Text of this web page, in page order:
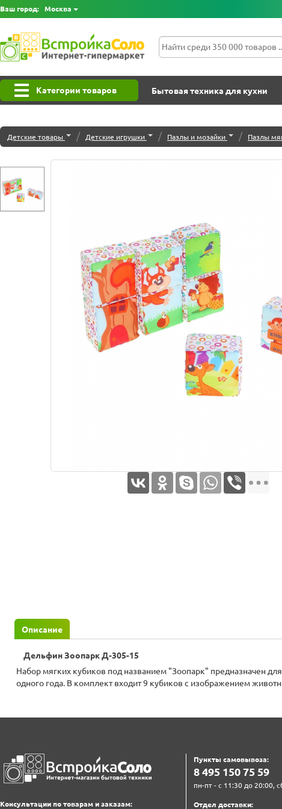
Ваш город: Москва
Категории товаров Бытовая техника для кухни
Детские товары / Детские игрушки / Пазлы и мозайки / Пазлы
Описание
Дельфин Зоопарк Д-305-15
Набор мягких кубиков под названием "Зоопарк" предназначен
одного года. В комплект входит 9 кубиков с изображением
Консультации по товарам и заказам:
Пункты самовывоза:
8‍ 4‍9‍5‍ 1‍5‍0‍ 7‍5‍ 5‍9‍
пн-пт - с 11:30 до 20:00,
Отдел доставки: